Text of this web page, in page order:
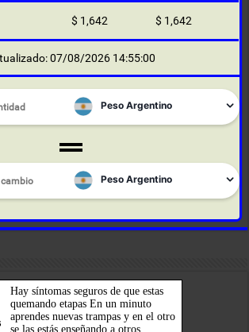
$ 1,642 $ 1,642
07/08/2026 14:55:00